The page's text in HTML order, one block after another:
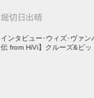
堀切日出晴
インタビュー･ウィズ･ヴァ
伝 from HiVi】クルーズ&ピッ